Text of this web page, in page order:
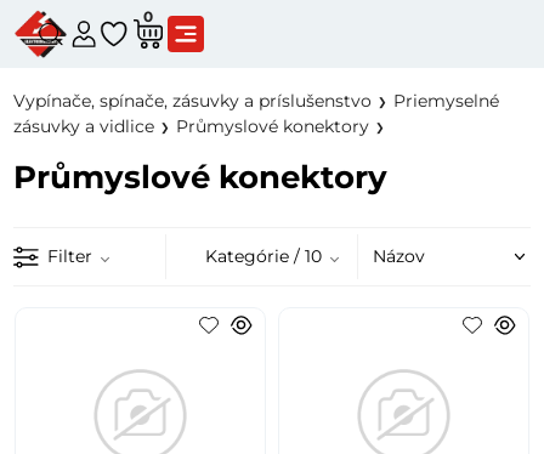
0
Vypínače, spínače, zásuvky a príslušenstvo
Priemyselné
zásuvky a vidlice
Průmyslové konektory
Průmyslové konektory
Filter Kategórie / 10